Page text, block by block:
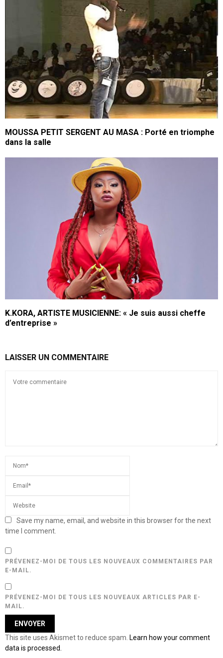
MOUSSA PETIT SERGENT AU MASA : Porté en triomphe
dans la salle
K.KORA, ARTISTE MUSICIENNE: « Je suis aussi cheffe
d’entreprise »
LAISSER UN COMMENTAIRE
Save my name, email, and website in this browser for the next
time I comment.
PRÉVENEZ-MOI DE TOUS LES NOUVEAUX COMMENTAIRES PAR
E-MAIL.
PRÉVENEZ-MOI DE TOUS LES NOUVEAUX ARTICLES PAR E-
MAIL.
This site uses Akismet to reduce spam. Learn how your comment
data is processed.